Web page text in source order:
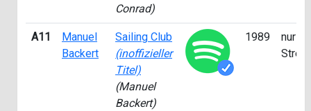
Conrad)
A11
Manuel
Backert
Sailing Club
(inoffizieller
Titel)
(Manuel
Backert)
1989
nur für